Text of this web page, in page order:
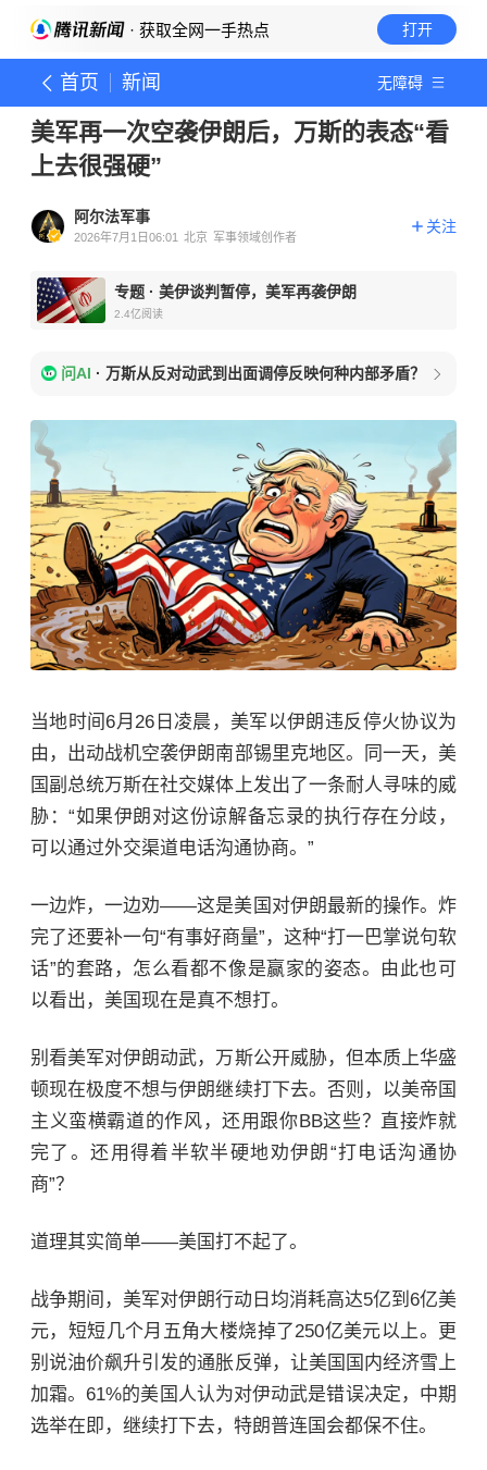
· 获取全网一手热点 打开
首页 新闻 无障碍
美军再一次空袭伊朗后，万斯的表态“看
上去很强硬”
阿尔法军事
2026年7月1日06:01 北京 军事领域创作者
关注
专题 · 美伊谈判暂停，美军再袭伊朗
2.4亿阅读
问AI · 万斯从反对动武到出面调停反映何种内部矛盾？
当地时间6月26日凌晨，美军以伊朗违反停火协议为
由，出动战机空袭伊朗南部锡里克地区。同一天，美
国副总统万斯在社交媒体上发出了一条耐人寻味的威
胁：“如果伊朗对这份谅解备忘录的执行存在分歧，
可以通过外交渠道电话沟通协商。”
一边炸，一边劝——这是美国对伊朗最新的操作。炸
完了还要补一句“有事好商量”，这种“打一巴掌说句软
话”的套路，怎么看都不像是赢家的姿态。由此也可
以看出，美国现在是真不想打。
别看美军对伊朗动武，万斯公开威胁，但本质上华盛
顿现在极度不想与伊朗继续打下去。否则，以美帝国
主义蛮横霸道的作风，还用跟你BB这些？直接炸就
完了。还用得着半软半硬地劝伊朗“打电话沟通协
商”？
道理其实简单——美国打不起了。
战争期间，美军对伊朗行动日均消耗高达5亿到6亿美
元，短短几个月 五角大楼烧掉了250亿美元以上。更
别说油价飙升引发的通胀反弹，让美国国内经济雪上
加霜。61%的美国人认为对伊动武是错误决定，中期
选举在即，继续打下去，特朗普连国会都保不住。